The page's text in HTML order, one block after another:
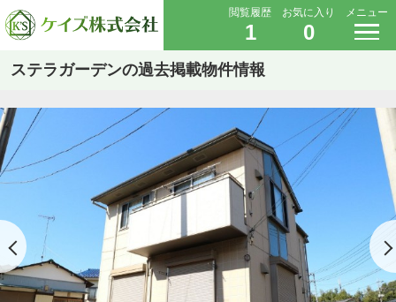
閲覧履歴
1
お気に入り
0
メニュー
ステラガーデンの過去掲載物件情報